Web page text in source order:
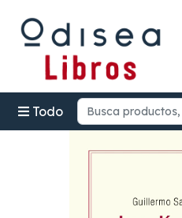
Todo